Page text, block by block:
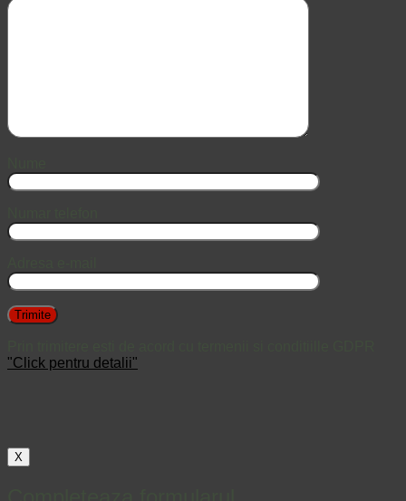
"Click pentru detalii"
X